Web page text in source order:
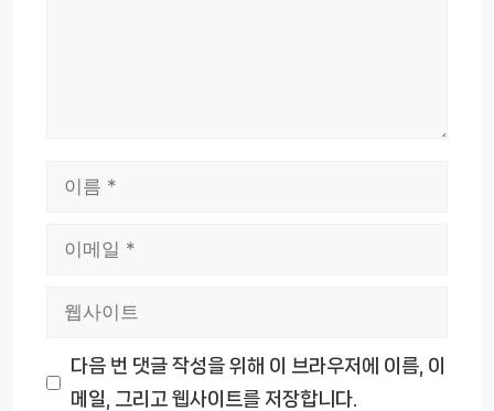
다음 번 댓글 작성을 위해 이 브라우저에 이름, 이
메일, 그리고 웹사이트를 저장합니다.